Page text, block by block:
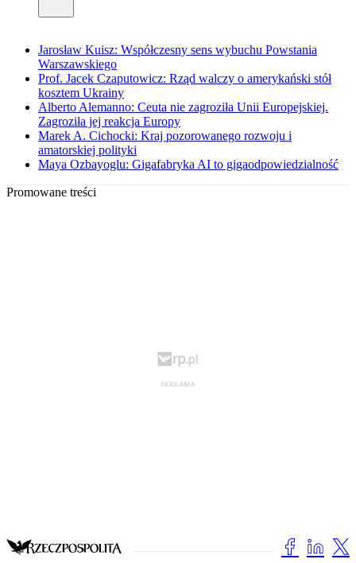
Jarosław Kuisz: Współczesny sens wybuchu Powstania
Warszawskiego
Prof. Jacek Czaputowicz: Rząd walczy o amerykański stół
kosztem Ukrainy
Alberto Alemanno: Ceuta nie zagroziła Unii Europejskiej.
Zagroziła jej reakcja Europy
Marek A. Cichocki: Kraj pozorowanego rozwoju i
amatorskiej polityki
Maya Ozbayoglu: Gigafabryka AI to gigaodpowiedzialność
Promowane treści